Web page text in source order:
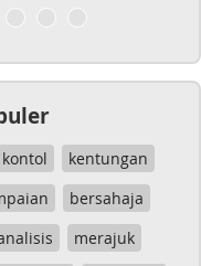
kontol
kentungan
bersahaja
merajuk